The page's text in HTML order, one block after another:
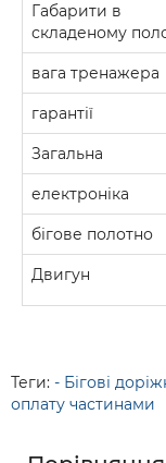
Габарити в
складеному
вага тренажера
гарантії
Загальна
електроніка
бігове полотно
Двигун
Теги: - Бігові
оплату частинами